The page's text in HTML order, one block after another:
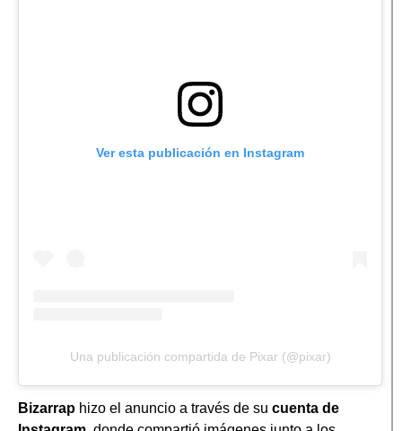
Ver esta publicación en Instagram
Una publicación compartida de Pixar (@pixar)
Bizarrap hizo el anuncio a través de su cuenta de